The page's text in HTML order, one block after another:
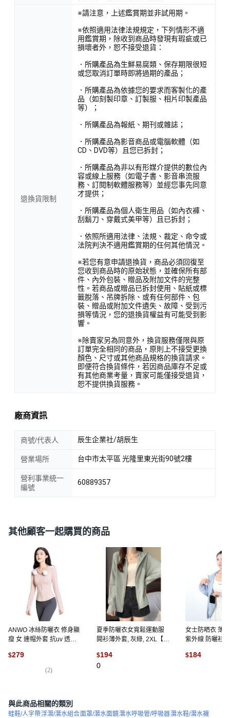
退換貨限制
※請注意，上述鑑賞期並非試用期。
※依照適用法律法規規定，下列情形不適
用鑑賞期，除收到商品時發現有瑕疵或已
損壞者外，恕不接受退貨：
．所購產品為生鮮易腐類、保存期限很短
或您取消訂單時即將過期的產品；
．所購產品為依據您的要求而客製化的產
品（如刻製印章、訂製服、相片印製產品
等）；
．所購產品為報紙、期刊或雜誌；
．所購產品為影音商品或電腦軟體（如
CD、DVD等）且您已拆封；
．所購產品為非以有形媒介提供的數位內
容或線上服務（如電子書、影音串流服
務、訂閱制軟體服務等）並經您事先同意
才提供；
．所購產品為個人衛生用品（如內衣褲、
刮鬍刀、穿戴式美甲等）且已拆封；
．依照所適用法律、法規、裁定、命令或
法院判決不適用鑑賞期的任何其他情況。
※若您有意申請退換貨，商品必須回復至
您收到商品時的原始狀態，並確保所有部
件、內外包裝、贈品及附加文件的完整
性。若商品或贈品已拆封使用、貼紙或標
籤脫落、吊牌拆除、或有任何部件、包
裝、贈品或附加文件遺失、故障、受到污
損等情況，您的退換貨權益有可能受到影
響。
※除賣家另為同意外，換貨服務僅限與原
訂單完全相同的商品，原則上不接受更換
顏色、尺寸或其他商品規格的換貨請求。
即便符合換貨條件，若因商品庫存不足或
有其他商業考量，賣家可能僅接受退貨，
恕不提供換貨服務。
廠商資訊
商號/代表人 辰生企業社/胡辰生
營業場所 台中市太平區 光隆里東光街90號2樓
營利事業統一
編號
60889357
其他顧客一起購買的商品
ANWO 冰絲防曬衣 修身顯
瘦 女 連帽外套 抗uv 透氣
UPF50+ 防曬衣 涼感外套
防曬外套 運動衣 女 騎行外
$279
(2)
夏季防曬衣女寬鬆運動服
開衫薄外套, 灰綠, 2XL【建
$194
0
女士防晒衣 薄
紫外線 防曬衫
$184
與此商品相關的類別
蛙鞋/人字帶浮潛/潛水組合面罩/潛水面鏡潛水呼吸管/呼吸器潛水鞋/潛水襪